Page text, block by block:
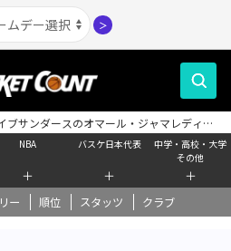
＞
NBA
＋
バスケ日本代表
＋
中学・高校・大学
その他
＋
ー 順位 スタッツ クラブ
ブサンダースのオマール・ジャマレディン
チーム初のレバノン代表選手